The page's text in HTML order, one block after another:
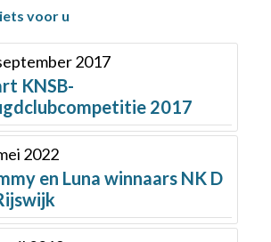
voor u
2017
KNSB-
2017
2022
en Luna winnaars NK D